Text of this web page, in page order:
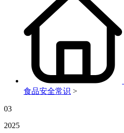
食品安全常识 >
03
2025